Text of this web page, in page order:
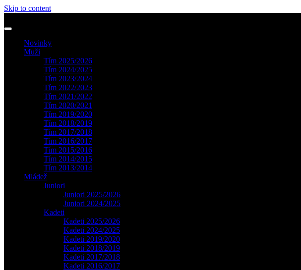
Skip to content
Novinky
Muži
Tím 2025/2026
Tím 2024/2025
Tím 2023/2024
Tím 2022/2023
Tím 2021/2022
Tím 2020/2021
Tím 2019/2020
Tím 2018/2019
Tím 2017/2018
Tím 2016/2017
Tím 2015/2016
Tím 2014/2015
Tím 2013/2014
Mládež
Juniori
Juniori 2025/2026
Juniori 2024/2025
Kadeti
Kadeti 2025/2026
Kadeti 2024/2025
Kadeti 2019/2020
Kadeti 2018/2019
Kadeti 2017/2018
Kadeti 2016/2017